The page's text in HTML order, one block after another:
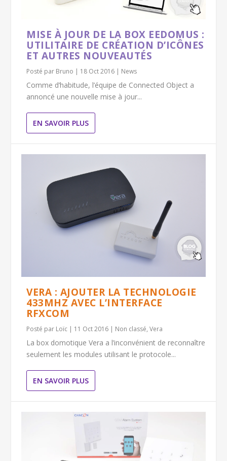
MISE À JOUR DE LA BOX EEDOMUS :
UTILITAIRE DE CRÉATION D’ICÔNES
ET AUTRES NOUVEAUTÉS
Posté par Bruno | 18 Oct 2016 | News
Comme d’habitude, l’équipe de Connected Object a
annoncé une nouvelle mise à jour...
EN SAVOIR PLUS
VERA : AJOUTER LA TECHNOLOGIE
433MHZ AVEC L’INTERFACE
RFXCOM
Posté par Loïc | 11 Oct 2016 | Non classé,Vera
La box domotique Vera a l’inconvénient de reconnaître
seulement les modules utilisant le protocole...
EN SAVOIR PLUS